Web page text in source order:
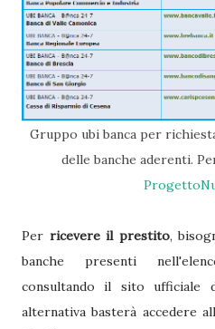
Gruppo ubi banca per
delle banche aderenti.
Per ricevere il prestito,
banche presenti
consultando il sito ufficiale
alternativa basterà accedere